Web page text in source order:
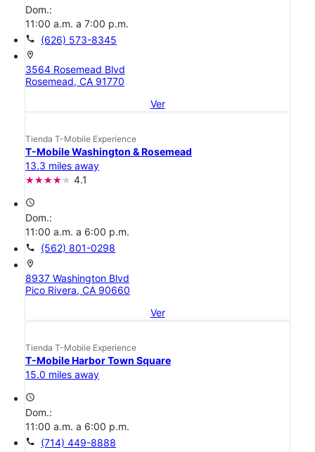
Dom.:
11:00 a.m. a 7:00 p.m.
call (626) 573-8345
location_on
3564 Rosemead Blvd
Rosemead, CA 91770
Ver
Tienda T-Mobile Experience
T-Mobile Washington & Rosemead
13.3 miles away
4.1
access_time
Dom.:
11:00 a.m. a 6:00 p.m.
call (562) 801-0298
location_on
8937 Washington Blvd
Pico Rivera, CA 90660
Ver
Tienda T-Mobile Experience
T-Mobile Harbor Town Square
15.0 miles away
access_time
Dom.:
11:00 a.m. a 6:00 p.m.
call (714) 449-8888